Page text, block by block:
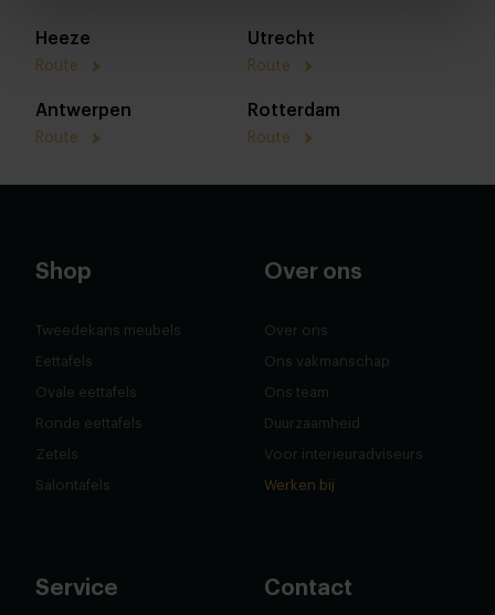
Heeze
Route
Utrecht
Route
Antwerpen
Route
Rotterdam
Route
Shop
Tweedekans meubels
Eettafels
Ovale eettafels
Ronde eettafels
Zetels
Salontafels
Over ons
Over ons
Ons vakmanschap
Ons team
Duurzaamheid
Voor interieuradviseurs
Werken bij
Service Contact